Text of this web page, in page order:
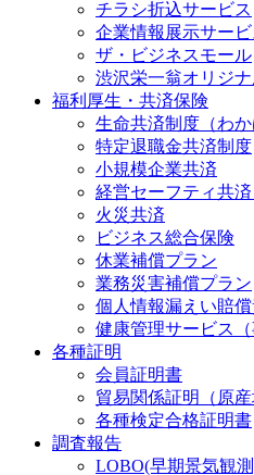
チラシ折込サービス
企業情報展示サー
ザ・ビジネスモール
渋沢栄一翁オリジ
福利厚生・共済保険
生命共済制度（わか
特定退職金共済制度
小規模企業共済
経営セーフティ共
火災共済
ビジネス総合保険
休業補償プラン
業務災害補償プラン
個人情報漏えい賠
健康管理サービス（
各種証明
会員証明書
貿易関係証明（原産
各種検定合格証明書
調査報告
LOBO(早期景気観